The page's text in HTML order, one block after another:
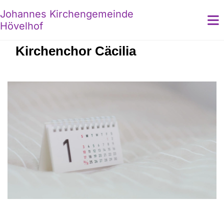
Johannes Kirchengemeinde
Hövelhof
Kirchenchor Cäcilia